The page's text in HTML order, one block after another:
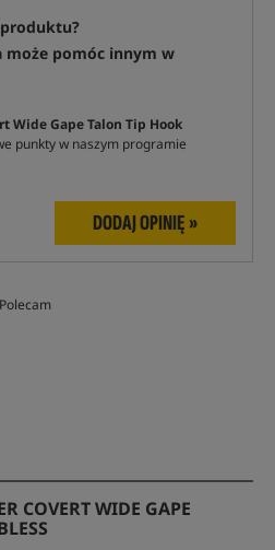
może pomóc innym w
Wide Gape Talon Tip Hook
punkty w naszym programie
DODAJ OPINIĘ »
Polecam
COVERT WIDE GAPE